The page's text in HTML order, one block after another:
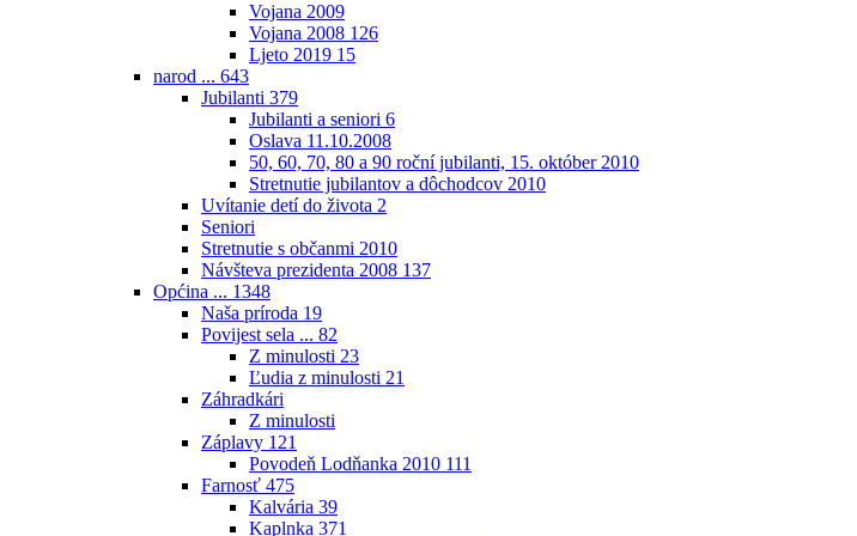
Vojana 2009
Vojana 2008 126
Ljeto 2019 15
narod ... 643
Jubilanti 379
Jubilanti a seniori 6
Oslava 11.10.2008
50, 60, 70, 80 a 90 roční jubilanti, 15. október 2010
Stretnutie jubilantov a dôchodcov 2010
Uvítanie detí do života 2
Seniori
Stretnutie s občanmi 2010
Návšteva prezidenta 2008 137
Općina ... 1348
Naša príroda 19
Povijest sela ... 82
Z minulosti 23
Ľudia z minulosti 21
Záhradkári
Z minulosti
Záplavy 121
Povodeň Lodňanka 2010 111
Farnosť 475
Kalvária 39
Kaplnka 371